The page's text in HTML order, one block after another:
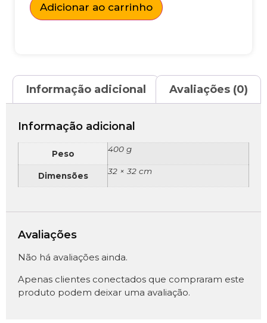
Adicionar ao carrinho
Informação adicional Avaliações (0)
Informação adicional
Peso 400 g
Dimensões 32 × 32 cm
Avaliações
Não há avaliações ainda.
Apenas clientes conectados que compraram este
produto podem deixar uma avaliação.